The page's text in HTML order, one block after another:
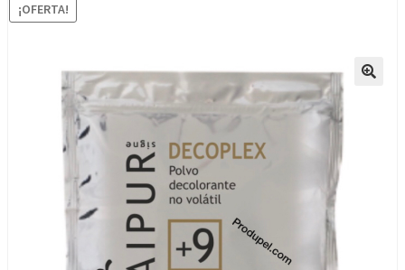
¡OFERTA!